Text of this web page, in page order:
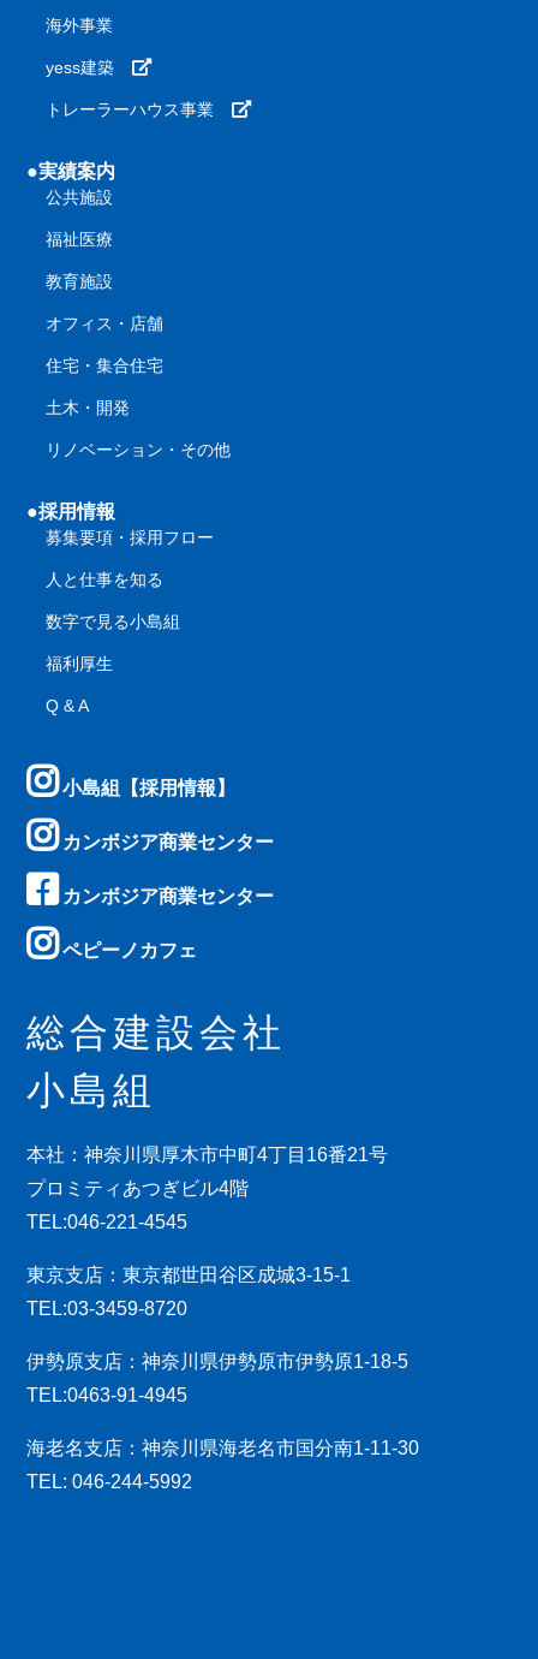
海外事業
yess建築
トレーラーハウス事業
●実績案内
公共施設
福祉医療
教育施設
オフィス・店舗
住宅・集合住宅
土木・開発
リノベーション・その他
●採用情報
募集要項・採用フロー
人と仕事を知る
数字で見る小島組
福利厚生
Q & A
小島組【採用情報】
カンボジア商業センター
カンボジア商業センター
ペピーノカフェ
総合建設会社
小島組
本社：神奈川県厚木市中町4丁目16番21号
プロミティあつぎビル4階
TEL:046-221-4545
東京支店：東京都世田谷区成城3-15-1
TEL:03-3459-8720
伊勢原支店：神奈川県伊勢原市伊勢原1-18-5
TEL:0463-91-4945
海老名支店：神奈川県海老名市国分南1-11-30
TEL: 046-244-5992